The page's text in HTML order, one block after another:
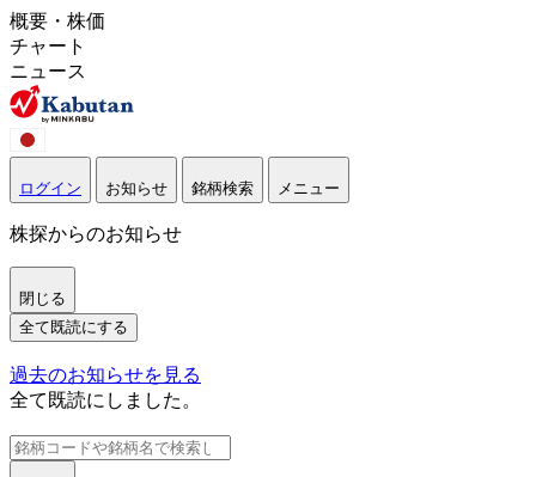
概要・株価
チャート
ニュース
ログイン お知らせ 銘柄検索 メニュー
株探からのお知らせ
閉じる
全て既読にする
過去のお知らせを見る
全て既読にしました。